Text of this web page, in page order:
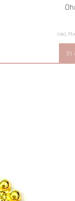
inkl.
In